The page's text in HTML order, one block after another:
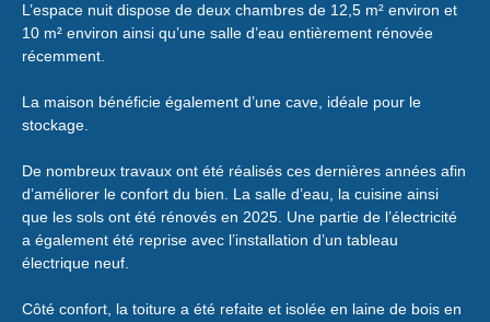
L’espace nuit dispose de deux chambres de 12,5 m² environ et
10 m² environ ainsi qu’une salle d’eau entièrement rénovée
récemment.
La maison bénéficie également d’une cave, idéale pour le
stockage.
De nombreux travaux ont été réalisés ces dernières années afin
d’améliorer le confort du bien. La salle d’eau, la cuisine ainsi
que les sols ont été rénovés en 2025. Une partie de l’électricité
a également été reprise avec l’installation d’un tableau
électrique neuf.
Côté confort, la toiture a été refaite et isolée en laine de bois en